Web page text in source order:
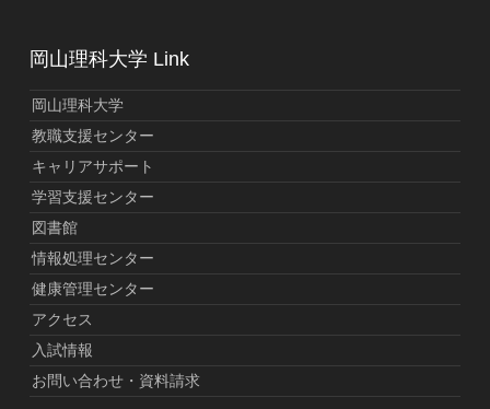
岡山理科大学 Link
岡山理科大学
教職支援センター
キャリアサポート
学習支援センター
図書館
情報処理センター
健康管理センター
アクセス
入試情報
お問い合わせ・資料請求